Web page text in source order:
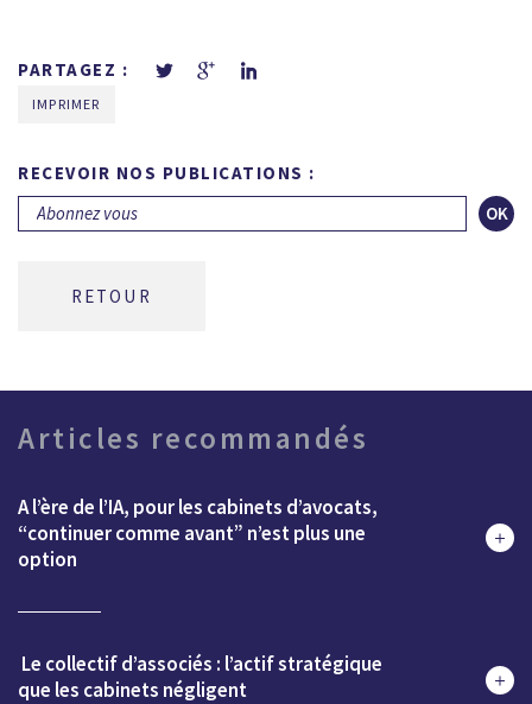
PARTAGEZ :
IMPRIMER
RECEVOIR NOS PUBLICATIONS :
OK
RETOUR
Articles recommandés
A l’ère de l’IA, pour les cabinets d’avocats,
“continuer comme avant” n’est plus une
option
Le collectif d’associés : l’actif stratégique
que les cabinets négligent